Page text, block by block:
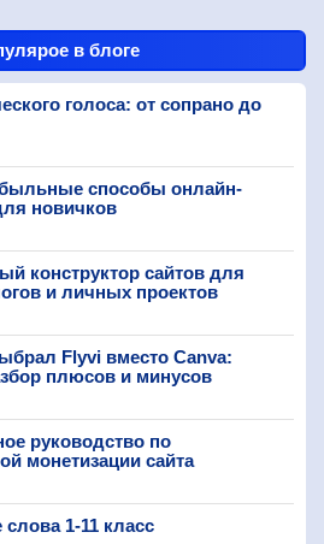
в блоге
голоса: от сопрано до
способы онлайн-
новичков
конструктор сайтов для
и личных проектов
Flyvi вместо Canva:
плюсов и минусов
руководство по
монетизации сайта
1-11 класс